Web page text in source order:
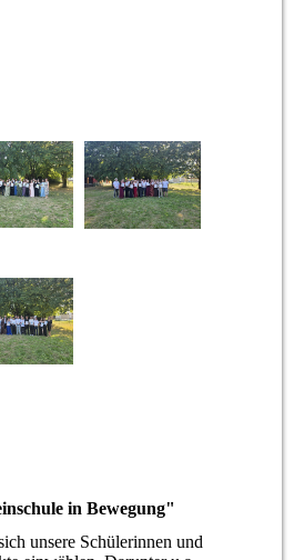
in Bewegung"
unsere Schülerinnen und